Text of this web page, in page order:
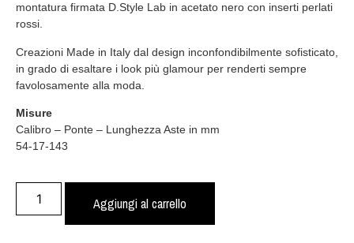
montatura firmata D.Style Lab in acetato nero con inserti perlati
rossi.
Creazioni Made in Italy dal design inconfondibilmente sofisticato,
in grado di esaltare i look più glamour per renderti sempre
favolosamente alla moda.
Misure
Calibro – Ponte – Lunghezza Aste in mm
54-17-143
Aggiungi al carrello